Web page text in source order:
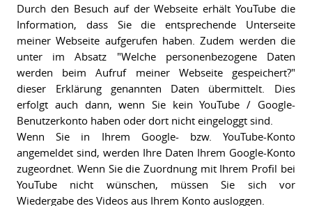
Durch den Besuch auf der Webseite erhält YouTube die
Information, dass Sie die entsprechende Unterseite
meiner Webseite aufgerufen haben. Zudem werden die
unter im Absatz "Welche personenbezogene Daten
werden beim Aufruf meiner Webseite gespeichert?"
dieser Erklärung genannten Daten übermittelt. Dies
erfolgt auch dann, wenn Sie kein YouTube / Google-
Benutzerkonto haben oder dort nicht eingeloggt sind.
Wenn Sie in Ihrem Google- bzw. YouTube-Konto
angemeldet sind, werden Ihre Daten Ihrem Google-Konto
zugeordnet. Wenn Sie die Zuordnung mit Ihrem Profil bei
YouTube nicht wünschen, müssen Sie sich vor
Wiedergabe des Videos aus Ihrem Konto ausloggen.